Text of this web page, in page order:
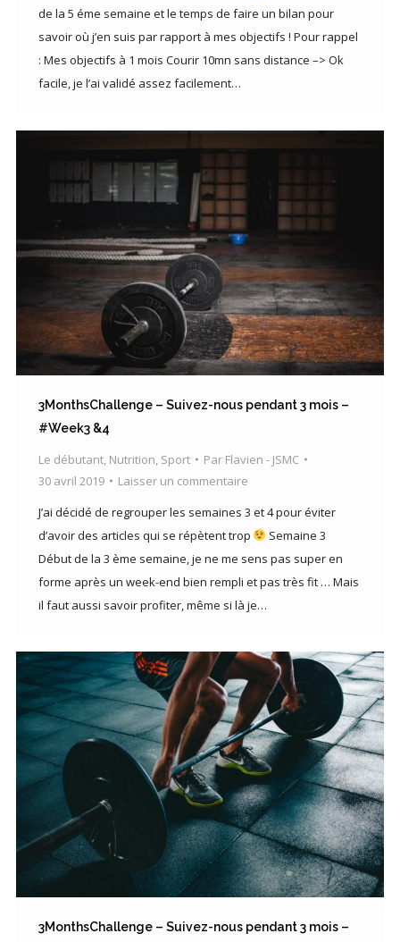
de la 5 éme semaine et le temps de faire un bilan pour
savoir où j’en suis par rapport à mes objectifs ! Pour rappel
: Mes objectifs à 1 mois Courir 10mn sans distance –> Ok
facile, je l’ai validé assez facilement…
3MonthsChallenge – Suivez-nous pendant 3 mois –
#Week3 &4
Le débutant, Nutrition Sport Par Flavien - JSMC
30 avril 2019
Laisser un commentaire
J’ai décidé de regrouper les semaines 3 et 4 pour éviter
d’avoir des articles qui se répètent trop
Semaine 3
Début de la 3 ème semaine, je ne me sens pas super en
forme après un week-end bien rempli et pas très fit … Mais
il faut aussi savoir profiter, même si là je…
3MonthsChallenge – Suivez-nous pendant 3 mois –